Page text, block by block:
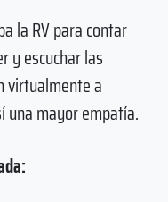
la RV para contar
y escuchar las
virtualmente a
una mayor empatía.